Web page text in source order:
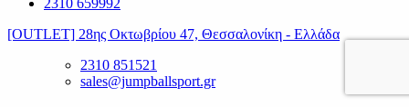
2310 659992
[OUTLET] 28ης Οκτωβρίου 47, Θεσσαλονίκη - Ελλάδα
2310 851521
sales@jumpballsport.gr